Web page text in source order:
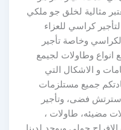
مثالية لخلق جو ملكي
كراسي للعزاء
وخاصة تأجير
وطاولات لجيمع
و الاشكال التي
جميع مستلزمات
فضى، وتأجير
مضيئه، طاولات ،